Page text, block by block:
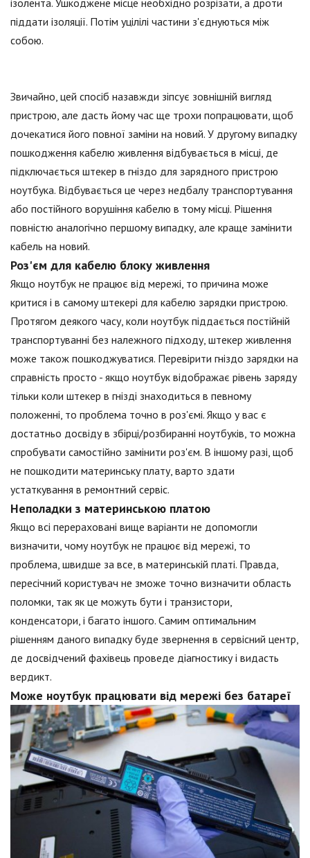
піддати ізоляції. Потім уцілілі частини з'єднуються між
собою.
Звичайно, цей спосіб назавжди зіпсує зовнішній вигляд
пристрою, але дасть йому час ще трохи попрацювати, щоб
дочекатися його повної заміни на новий. У другому випадку
пошкодження кабелю живлення відбувається в місці, де
підключається штекер в гніздо для зарядного пристрою
ноутбука. Відбувається це через недбалу транспортування
або постійного ворушіння кабелю в тому місці. Рішення
повністю аналогічно першому випадку, але краще замінити
кабель на новий.
Роз'єм для кабелю блоку живлення
Якщо ноутбук не працює від мережі, то причина може
критися і в самому штекері для кабелю зарядки пристрою.
Протягом деякого часу, коли ноутбук піддається постійній
транспортуванні без належного підходу, штекер живлення
може також пошкоджуватися. Перевірити гніздо зарядки на
справність просто - якщо ноутбук відображає рівень заряду
тільки коли штекер в гнізді знаходиться в певному
положенні, то проблема точно в роз'ємі. Якщо у вас є
достатньо досвіду в збірці/розбиранні ноутбуків, то можна
спробувати самостійно замінити роз'єм. В іншому разі, щоб
не пошкодити материнську плату, варто здати
устаткування в ремонтний сервіс.
Неполадки з материнською платою
Якщо всі перераховані вище варіанти не допомогли
визначити, чому ноутбук не працює від мережі, то
проблема, швидше за все, в материнській платі. Правда,
пересічний користувач не зможе точно визначити область
поломки, так як це можуть бути і транзистори,
конденсатори, і багато іншого. Самим оптимальним
рішенням даного випадку буде звернення в сервісний центр,
де досвідчений фахівець проведе діагностику і видасть
вердикт.
Може ноутбук працювати від мережі без батареї